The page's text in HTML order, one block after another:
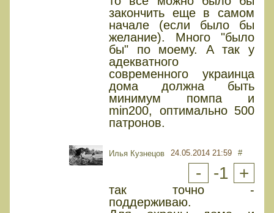
закончить еще в самом
начале (если было бы
желание). Много "было
бы" по моему. А так у
адекватного
современного украинца
дома должна быть
минимум помпа и
min200, оптимально 500
патронов.
Илья Кузнецов 24.05.2014 21:59 #
- -1 +
так точно -
поддерживаю.